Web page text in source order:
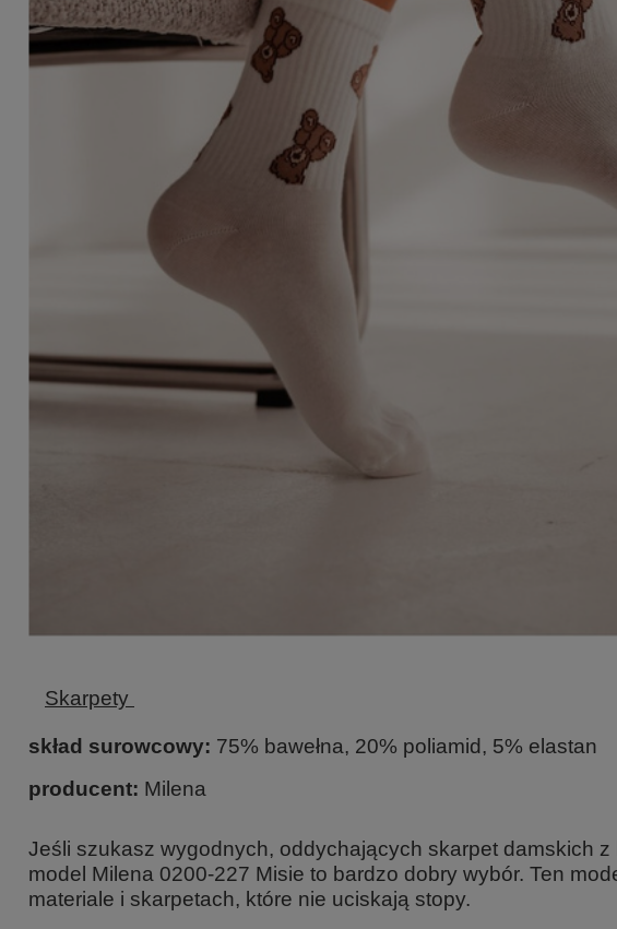
Skarpety
skład surowcowy: 75% bawełna, 20% poliamid, 5% elastan
producent: Milena
Jeśli szukasz wygodnych, oddychających skarpet damskich
model Milena 0200-227 Misie to bardzo dobry wybór. Ten
materiale i skarpetach, które nie uciskają stopy.